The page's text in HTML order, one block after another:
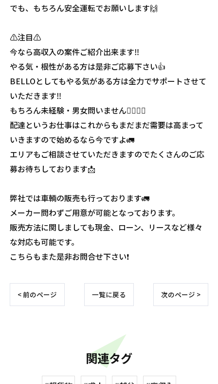
でも、もちろん安全運転でお願いします🙌
⚠️注目⚠️
今なら高収入の案件ご紹介出来ます‼️
やる気・根性がある方は是非ご応募下さい👍
BELLOとしてもやる気がある方は全力でサポートさせて
いただきます‼️
もちろん未経験・男女問いません🙋‍♂️🙋‍♀️
配達というお仕事はこれからもまだまだ需要は高まって
いきますので始めるなら今ですよ🚛
エリアもご相談させていただきますのでたくさんのご応
募お待ちしております📩
弊社では車輌の販売も行っております🚛
メーカー問わずご用意が可能となっております。
販売方法に関しましても現金、ローン、リースなど様々
な対応も可能です。
こちらもまた是非お問合せ下さい❗️
< 前のページ 一覧に戻る 次のページ >
関連タグ